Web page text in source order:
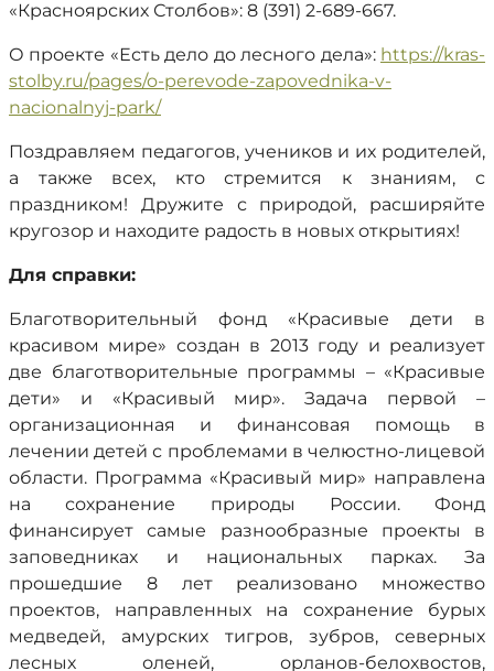
«Красноярских Столбов»: 8 (391) 2-689-667.
О проекте «Есть дело до лесного дела»: https://kras-
stolby.ru/pages/o-perevode-zapovednika-v-
nacionalnyj-park/
Поздравляем педагогов, учеников и их родителей,
а также всех, кто стремится к знаниям, с
праздником! Дружите с природой, расширяйте
кругозор и находите радость в новых открытиях!
Для справки:
Благотворительный фонд «Красивые дети в
красивом мире» создан в 2013 году и реализует
две благотворительные программы – «Красивые
дети» и «Красивый мир». Задача первой –
организационная и финансовая помощь в
лечении детей с проблемами в челюстно-лицевой
области. Программа «Красивый мир» направлена
на сохранение природы России. Фонд
финансирует самые разнообразные проекты в
заповедниках и национальных парках. За
прошедшие 8 лет реализовано множество
проектов, направленных на сохранение бурых
медведей, амурских тигров, зубров, северных
лесных оленей, орланов-белохвостов,